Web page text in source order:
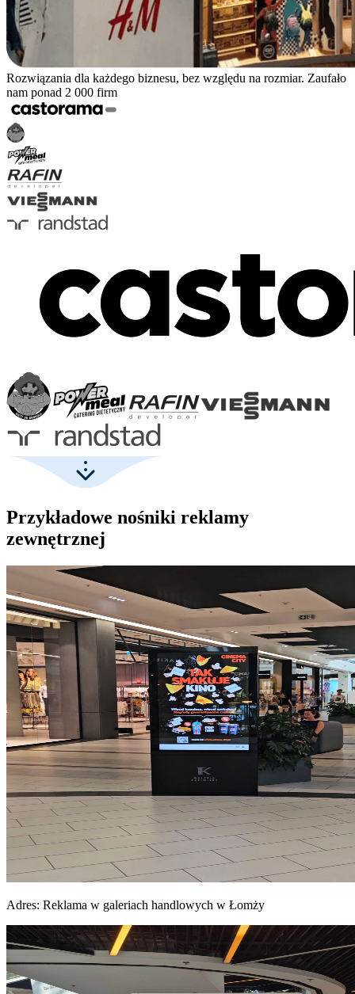
Rozwiązania dla każdego biznesu, bez względu na rozmiar. Zaufało
nam ponad 2 000 firm
Przykładowe nośniki reklamy
zewnętrznej
Adres: Reklama w galeriach handlowych w Łomży